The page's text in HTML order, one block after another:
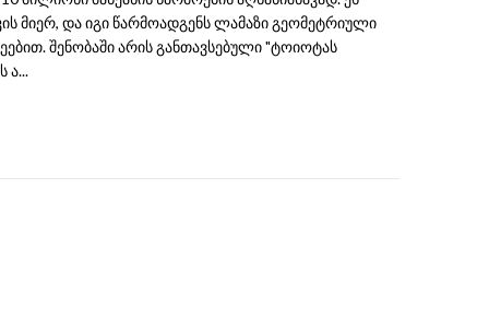
მიერ, და იგი წარმოადგენს ლამაზი გეომეტრიული
შენობაში არის განთავსებული "ტოიოტას
ა...